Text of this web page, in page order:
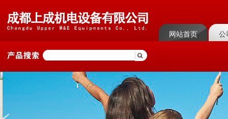
网站首页 公